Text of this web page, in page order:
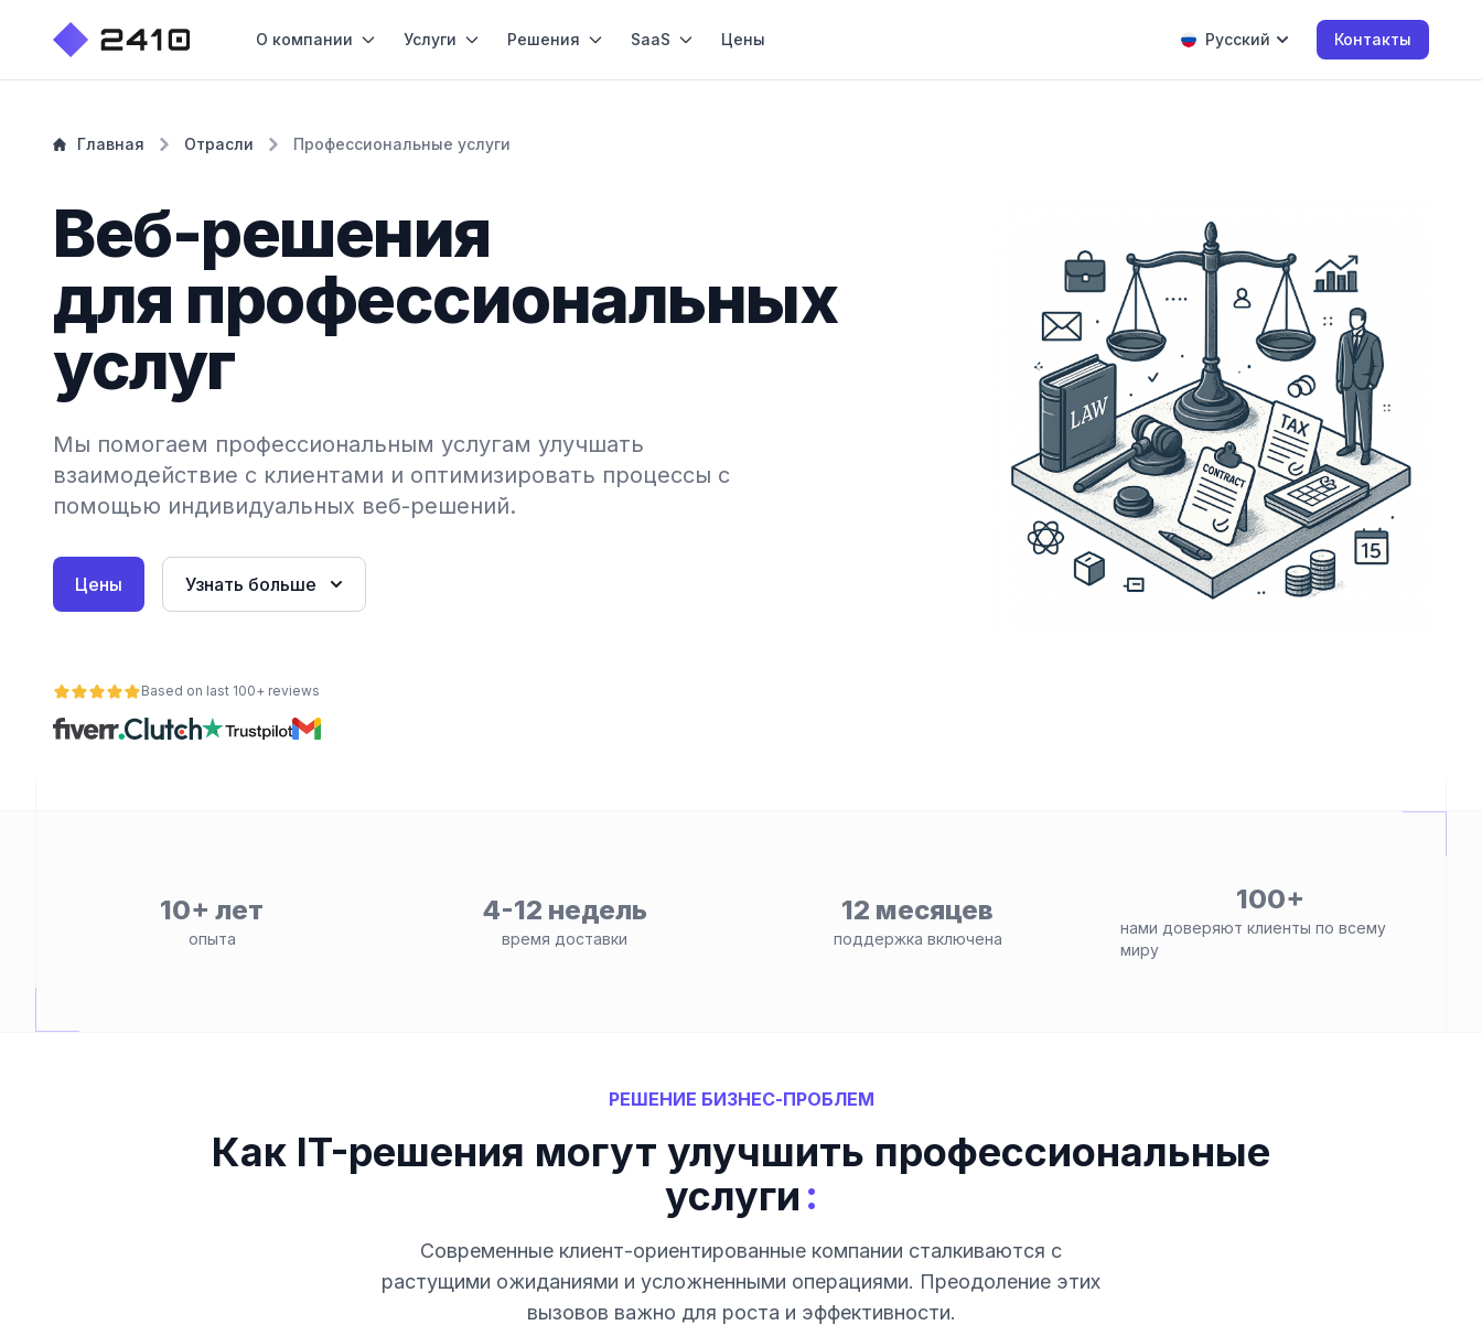
О компании Услуги Решения SaaS Цены Русский Контакты
Главная Отрасли Профессиональные услуги
Веб-решения
для профессиональных
услуг
Мы помогаем профессиональным услугам улучшать
взаимодействие с клиентами и оптимизировать процессы с
помощью индивидуальных веб-решений.
Цены Узнать больше
Based on last 100+ reviews
10+ лет
опыта
4-12 недель
время доставки
12 месяцев
поддержка включена
100+
нами доверяют клиенты по всему
миру
РЕШЕНИЕ БИЗНЕС-ПРОБЛЕМ
Как IT-решения могут улучшить профессиональные
услуги :
Современные клиент-ориентированные компании сталкиваются с
растущими ожиданиями и усложненными операциями. Преодоление этих
вызовов важно для роста и эффективности.